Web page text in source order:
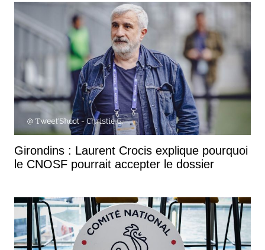
Girondins : Laurent Crocis explique pourquoi
le CNOSF pourrait accepter le dossier